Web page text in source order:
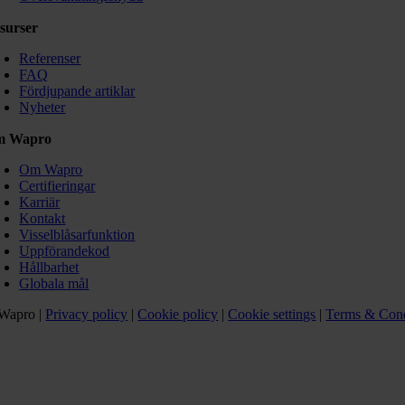
Referenser
FAQ
Fördjupande artiklar
Nyheter
Wapro
Om Wapro
Certifieringar
Karriär
Kontakt
Visselblåsarfunktion
Uppförandekod
Hållbarhet
Globala mål
| Privacy policy | Cookie policy | Cookie settings |Terms &